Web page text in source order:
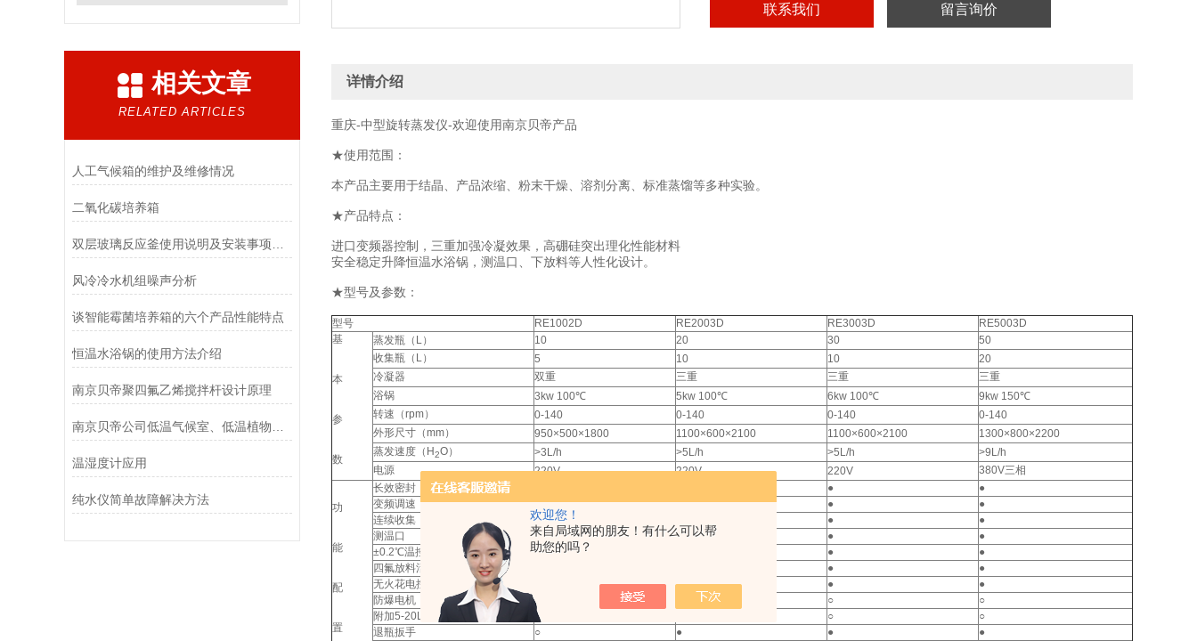
欢迎您！
来自局域网的朋友！有什么可以帮
助您的吗？
相关文章
RELATED ARTICLES
人工气候箱的维护及维修情况
二氧化碳培养箱
风冷冷水机组噪声分析
谈智能霉菌培养箱的六个产品性能特点
恒温水浴锅的使用方法介绍
南京贝帝聚四氟乙烯搅拌杆设计原理
温湿度计应用
纯水仪简单故障解决方法
联系我们 留言询价
详情介绍
重庆-中型旋转蒸发仪-欢迎使用南京贝帝产品
★使用范围：
本产品主要用于结晶、产品浓缩、粉末干燥、溶剂分离、标准蒸馏等多种实验。
★产品特点：
进口变频器控制，三重加强冷凝效果，高硼硅突出理化性能材料
安全稳定升降恒温水浴锅，测温口、下放料等人性化设计。
★型号及参数：
型号 RE1002D RE2003D RE3003D
RE5003D
基
本
参
数
蒸发瓶（L） 10 20 30
50
收集瓶（L）
5 10 10
20
冷凝器
双重 三重 三重
三重
浴锅
3kw 100℃ 5kw 100℃ 6kw 100℃
9kw 150℃
转速（rpm）
0-140 0-140 0-140
0-140
外形尺寸（mm）
950×500×1800 1100×600×2100 1100×600×2100
1300×800×2200
蒸发速度（H2O） >3L/h >5L/h >5L/h
>9L/h
电源
220V 220V 220V 380V三相
功
能
配
置
长效密封 ●
●
变频调速
● ● ●
●
连续收集
● ●
●
测温口
● ● ●
●
±0.2℃温控
● ●
●
四氟放料活塞
●
●
无火花电控系统
● ●
●
防爆电机
○ ○
○
附加5-20L旋转瓶
○ ○
○
退瓶扳手
○ ● ●
●